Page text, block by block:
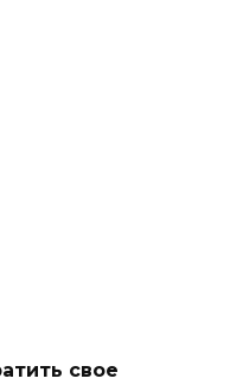
свое